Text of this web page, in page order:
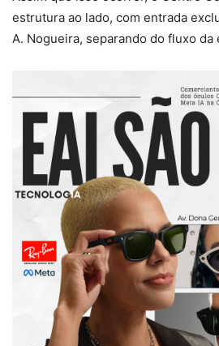
estrutura ao lado, com entrada
A. Nogueira, separando do fluxo da